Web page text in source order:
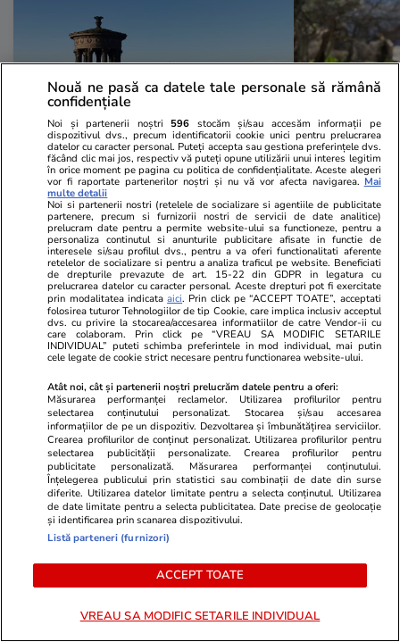
Vacanțe și Cultură 09:54
Edinburgh introduce taxă turistică
de 5% pentru vizitatori:
„Popularitatea orașului vine cu un
preț”
Vacanțe și
Povestea
pași și
Vacanțe și Cultură 26 iul.
Care sunt lucrurile pe care le
uităm cel mai des când plecăm
în concediu
Lifestyle
Cum să gătești în 2 ore pentru
toată săptămâna – 5 idei de
Nouă ne pasă ca datele tale personale să rămână
confidențiale
Noi și partenerii noștri 596 stocăm și/sau accesăm informații pe
dispozitivul dvs., precum identificatorii cookie unici pentru prelucrarea
datelor cu caracter personal. Puteți accepta sau gestiona preferințele dvs.
făcând clic mai jos, respectiv vă puteți opune utilizării unui interes legitim
în orice moment pe pagina cu politica de confidențialitate. Aceste alegeri
vor fi raportate partenerilor noștri și nu vă vor afecta navigarea. Mai
multe detalii
Noi si partenerii nostri (retelele de socializare si agentiile de publicitate
partenere, precum si furnizorii nostri de servicii de date analitice)
prelucram date pentru a permite website-ului sa functioneze, pentru a
personaliza continutul si anunturile publicitare afisate in functie de
interesele si/sau profilul dvs., pentru a va oferi functionalitati aferente
retelelor de socializare si pentru a analiza traficul pe website. Beneficiati
de drepturile prevazute de art. 15-22 din GDPR in legatura cu
prelucrarea datelor cu caracter personal. Aceste drepturi pot fi exercitate
prin modalitatea indicataaici. Prin click pe “ACCEPT TOATE”, acceptati
folosirea tuturor Tehnologiilor de tip Cookie, care implica inclusiv acceptul
dvs. cu privire la stocarea/accesarea informatiilor de catre Vendor-ii cu
care colaboram. Prin click pe “VREAU SA MODIFIC SETARILE
INDIVIDUAL” puteti schimba preferintele in mod individual, mai putin
cele legate de cookie strict necesare pentru functionarea website-ului.
Atât noi, cât și partenerii noștri prelucrăm datele pentru a oferi:
Măsurarea performanței reclamelor. Utilizarea profilurilor pentru
selectarea conținutului personalizat. Stocarea și/sau accesarea
informațiilor de pe un dispozitiv. Dezvoltarea și îmbunătățirea serviciilor.
Crearea profilurilor de conținut personalizat. Utilizarea profilurilor pentru
selectarea publicității personalizate. Crearea profilurilor pentru
publicitate personalizată. Măsurarea performanței conținutului.
Înțelegerea publicului prin statistici sau combinații de date din surse
diferite. Utilizarea datelor limitate pentru a selecta conținutul. Utilizarea
de date limitate pentru a selecta publicitatea. Date precise de geolocație
și identificarea prin scanarea dispozitivului.
Listă parteneri (furnizori)
ACCEPT TOATE
VREAU SA MODIFIC SETARILE INDIVIDUAL